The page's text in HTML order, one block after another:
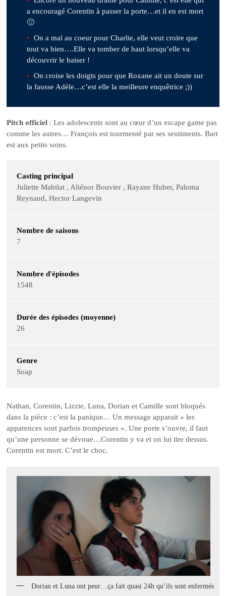
a encouragé Corentin à passer la porte…et il en est mort
🙁
On a mal au coeur pour Charlie, elle veut croire que
tout va bien….Elle va tomber de haut lorsqu’elle va
découvrir le baiser !
On croise les doigts pour que Roxane ait un doute sur
la fausse Adèle…c’est elle la meilleure enquêtrice ;))
Pitch officiel : Les adolescents sont au cœur d’un escape game pas
comme les autres… François est tourmenté par ses sentiments. Bart
est aux petits soins.
Casting principal
Juliette Mabilat , Aliénor Bouvier , Rayane Huber, Paloma
Reynaud, Hector Langevin
Nombre de saisons
7
Nombre d'épisodes
1548
Durée des épisodes (moyenne)
26
Genre
Soap
Nathan, Corentin, Lizzie, Luna, Dorian et Camille sont bloqués
dans la pièce : c’est la panique… Un message apparait « les
apparences sont parfois trompeuses ». Une porte s’ouvre, il faut
qu’une personne se dévoue…Corentin y va et on lui tire dessus.
Corentin est mort. C’est le choc.
Dorian et Luna ont peur…ça fait quasi 24h qu’ils sont enfermés